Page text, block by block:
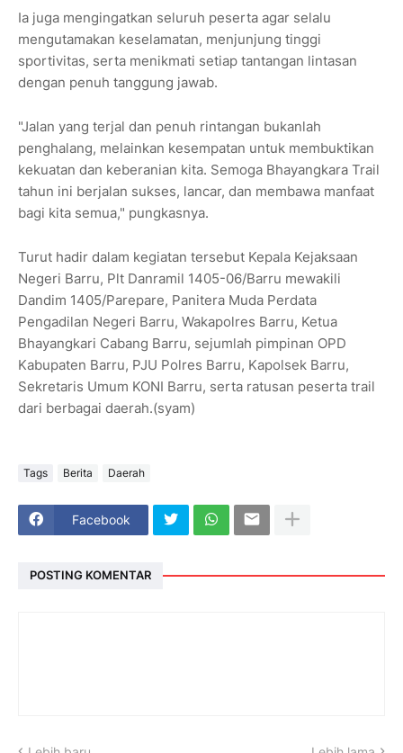
Ia juga mengingatkan seluruh peserta agar selalu
mengutamakan keselamatan, menjunjung tinggi
sportivitas, serta menikmati setiap tantangan lintasan
dengan penuh tanggung jawab.
"Jalan yang terjal dan penuh rintangan bukanlah
penghalang, melainkan kesempatan untuk membuktikan
kekuatan dan keberanian kita. Semoga Bhayangkara Trail
tahun ini berjalan sukses, lancar, dan membawa manfaat
bagi kita semua," pungkasnya.
Turut hadir dalam kegiatan tersebut Kepala Kejaksaan
Negeri Barru, Plt Danramil 1405-06/Barru mewakili
Dandim 1405/Parepare, Panitera Muda Perdata
Pengadilan Negeri Barru, Wakapolres Barru, Ketua
Bhayangkari Cabang Barru, sejumlah pimpinan OPD
Kabupaten Barru, PJU Polres Barru, Kapolsek Barru,
Sekretaris Umum KONI Barru, serta ratusan peserta trail
dari berbagai daerah.(syam)
Tags Berita Daerah
Facebook
POSTING KOMENTAR